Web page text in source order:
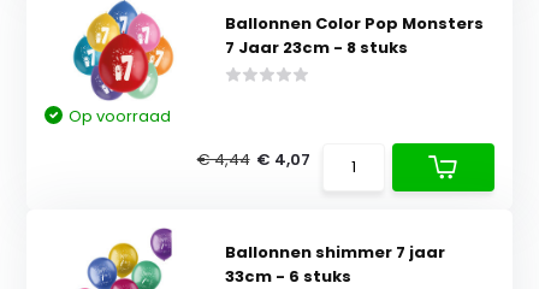
Ballonnen Color Pop Monsters
7 Jaar 23cm - 8 stuks
Op voorraad
€ 4,44 € 4,07
Ballonnen shimmer 7 jaar
33cm - 6 stuks